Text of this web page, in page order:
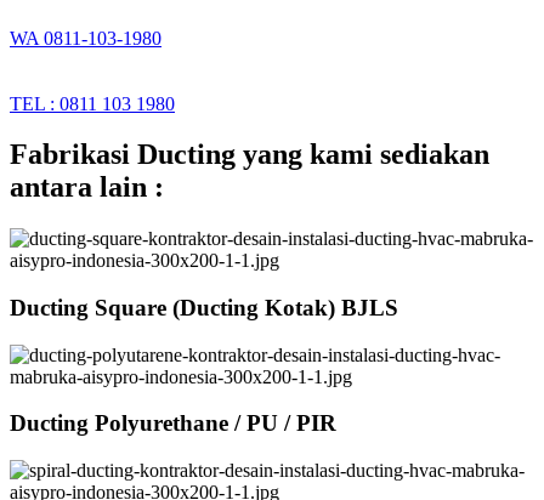
WA 0811-103-1980
TEL : 0811 103 1980
Fabrikasi Ducting yang kami sediakan
antara lain :
Ducting Square (Ducting Kotak) BJLS
Ducting Polyurethane / PU / PIR